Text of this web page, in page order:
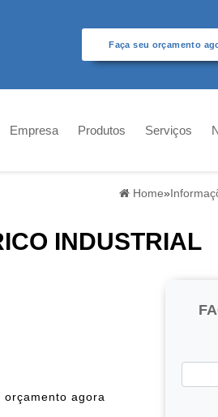
Faça seu orçamento
Empresa Produtos Serviços
Home»
INDUSTRIAL
orçamento agora